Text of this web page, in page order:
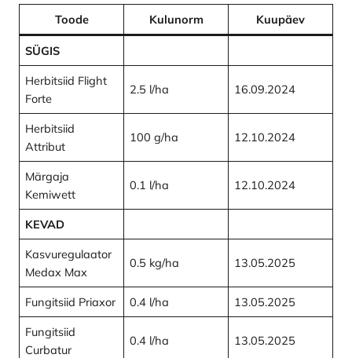
Toode Kulunorm Kuupäev
SÜGIS
Herbitsiid Flight
Forte
2.5 l/ha 16.09.2024
Herbitsiid
Attribut
100 g/ha 12.10.2024
Märgaja
Kemiwett
0.1 l/ha 12.10.2024
KEVAD
Kasvuregulaator
Medax Max
0.5 kg/ha 13.05.2025
Fungitsiid Priaxor 0.4 l/ha
13.05.2025
Fungitsiid
Curbatur
0.4 l/ha 13.05.2025